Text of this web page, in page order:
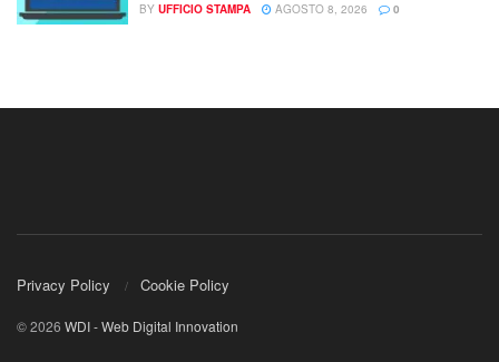
BY UFFICIO STAMPA AGOSTO 8, 2026 0
Privacy Policy Cookie Policy
© 2026 WDI - Web Digital Innovation